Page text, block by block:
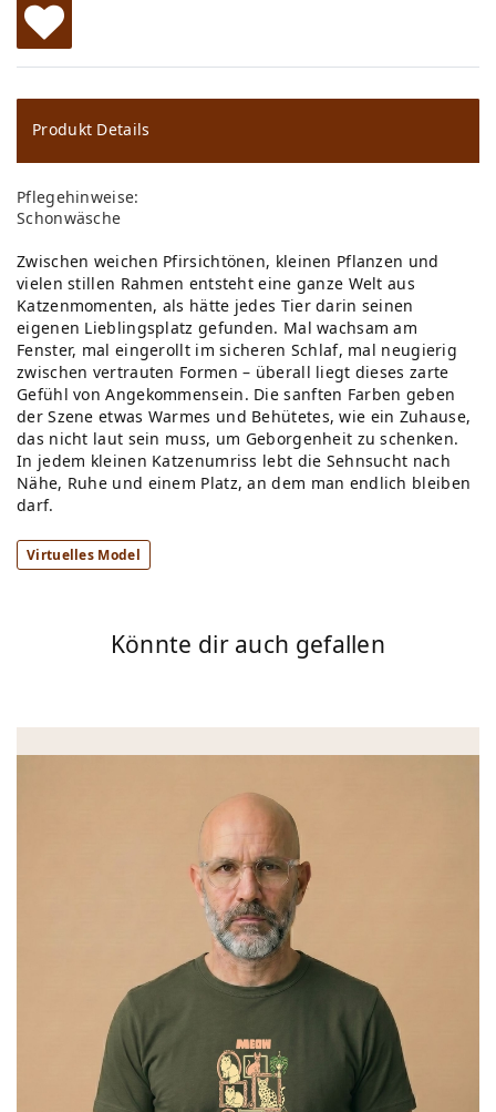
W
u
ns
ch
lis
te
Produkt Details
Pflegehinweise:
Schonwäsche
Zwischen weichen Pfirsichtönen, kleinen Pflanzen und
vielen stillen Rahmen entsteht eine ganze Welt aus
Katzenmomenten, als hätte jedes Tier darin seinen
eigenen Lieblingsplatz gefunden. Mal wachsam am
Fenster, mal eingerollt im sicheren Schlaf, mal neugierig
zwischen vertrauten Formen – überall liegt dieses zarte
Gefühl von Angekommensein. Die sanften Farben geben
der Szene etwas Warmes und Behütetes, wie ein Zuhause,
das nicht laut sein muss, um Geborgenheit zu schenken.
In jedem kleinen Katzenumriss lebt die Sehnsucht nach
Nähe, Ruhe und einem Platz, an dem man endlich bleiben
darf.
Virtuelles Model
Könnte dir auch gefallen